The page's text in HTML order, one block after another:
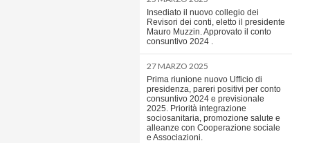
Insediato il nuovo collegio dei
Revisori dei conti, eletto il presidente
Mauro Muzzin. Approvato il conto
consuntivo 2024 .
27 MARZO 2025
Prima riunione nuovo Ufficio di
presidenza, pareri positivi per conto
consuntivo 2024 e previsionale
2025. Priorità integrazione
sociosanitaria, promozione salute e
alleanze con Cooperazione sociale
e Associazioni.